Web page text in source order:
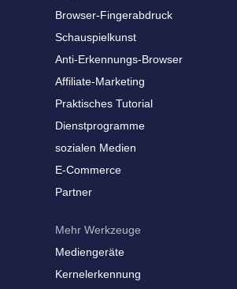
Browser-Fingerabdruck
Schauspielkunst
Anti-Erkennungs-Browser
Affiliate-Marketing
Praktisches Tutorial
Dienstprogramme
sozialen Medien
E-Commerce
Partner
Mehr Werkzeuge
Mediengeräte
Kernelerkennung